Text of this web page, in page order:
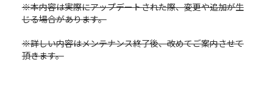
※本内容は実際にアップデートされた際、変更や追加が生
じる場合があります。
※詳しい内容はメンテナンス終了後、改めてご案内させて
頂きます。